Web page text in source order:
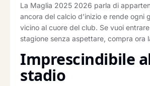
La Maglia 2025 2026 parla di
ancora del calcio d’inizio e rende ogni
vicino al cuore del club. Se vuoi
stagione senza aspettare, compra ora
Imprescindibile
stadio